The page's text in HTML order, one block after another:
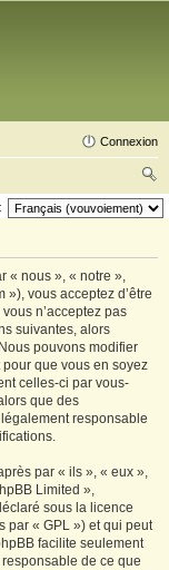
Connexion
ec
ch
« nous », « notre »,
»), vous acceptez d’être
n’acceptez pas
suivantes, alors
pouvons modifier
que vous en soyez
celles-ci par vous-
que des
responsable
par « ils », « eux »,
Limited »,
sous la licence
par « GPL ») et qui peut
facilite seulement
de ce que